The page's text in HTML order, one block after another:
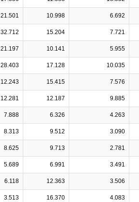
21.501 10.998 6.692
32.712 15.204 7.721
21.197 10.141 5.955
28.403 17.128 10.035
12.243 15.415 7.576
12.281 12.187 9.885
7.888 6.326 4.263
8.313 9.512 3.090
8.625 9.713 2.781
5.689 6.991 3.491
6.118 12.363 3.506
3.513 16.370 4.083